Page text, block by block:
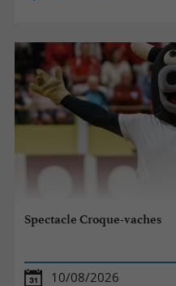
Spectacle Croque-vaches
10/08/2026